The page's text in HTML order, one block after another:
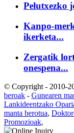
Pelutxezko
Kanpo-
ikerketa...
Zergatik
onespena...
© Copyright - 2010-
beroak - Gunearen
Lankideentzako
manta berotua,
Promozioak,